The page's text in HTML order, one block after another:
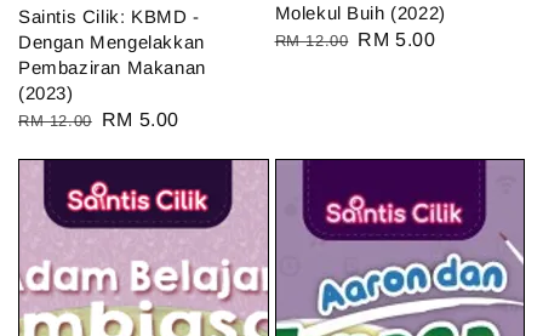
Saintis Cilik: KBMD -
Dengan Mengelakkan
Pembaziran Makanan
(2023)
Regular
RM 12.00
Sale
RM 5.00
Molekul Buih (2022)
Regular
RM 12.00 Sale
RM 5.00